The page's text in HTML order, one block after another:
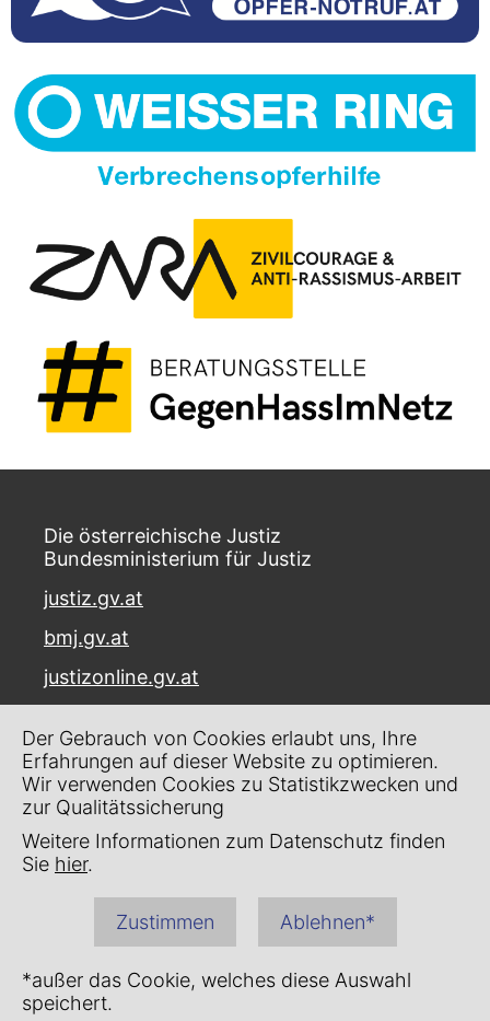
Die österreichische Justiz
Bundesministerium für Justiz
justiz.gv.at
bmj.gv.at
justizonline.gv.at
Museumstraße 7
1070 Wien
Kontakt
Impressum
Barrierefreiheit
Der Gebrauch von Cookies erlaubt uns, Ihre
Erfahrungen auf dieser Website zu optimieren.
Wir verwenden Cookies zu Statistikzwecken und
zur Qualitätssicherung
Weitere Informationen zum Datenschutz finden
Sie hier.
Zustimmen Ablehnen*
*außer das Cookie, welches diese Auswahl
speichert.